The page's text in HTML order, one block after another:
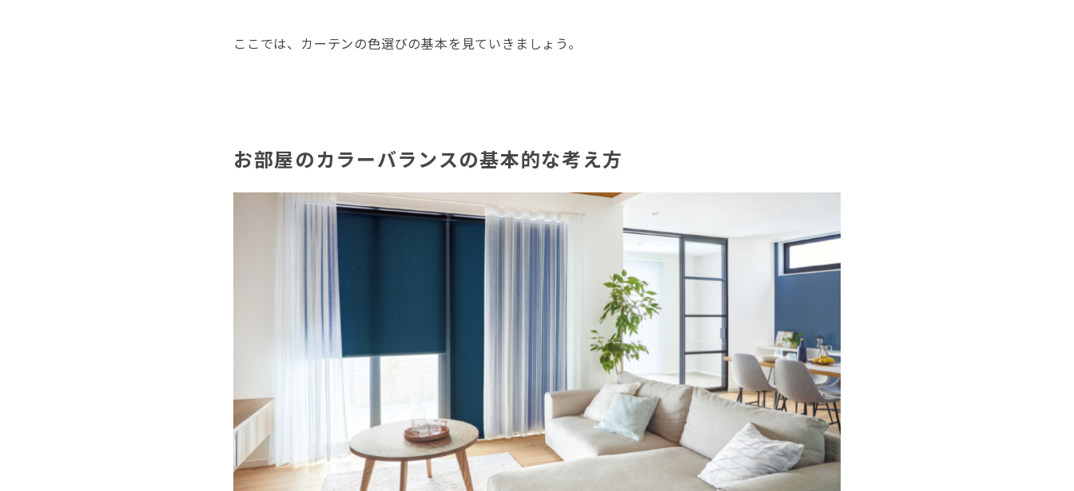
ここでは、カーテンの色選びの基本を見ていきましょう。
お部屋のカラーバランスの基本的な考え方